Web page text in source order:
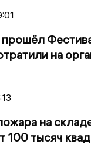
на
на
100 тысяч